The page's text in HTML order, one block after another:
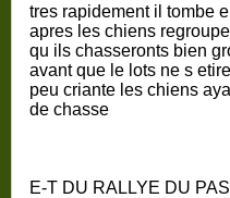
tres rapidement il tombe
apres les chiens
qu ils chasseronts bien
avant que le lots ne s
peu criante les chiens
de chasse
E-T DU RALLYE DU